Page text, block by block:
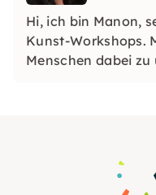
Hi, ich bin Manon,
Kunst-Workshops.
Menschen dabei